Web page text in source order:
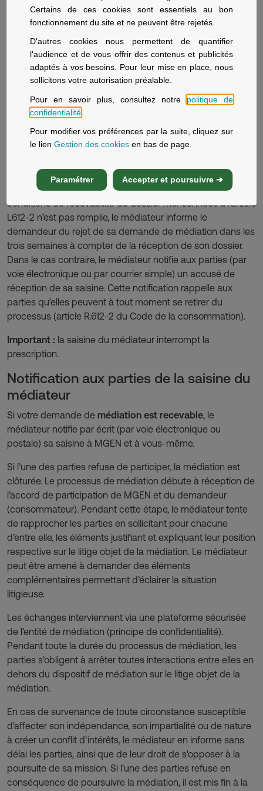
Certains de ces cookies sont essentiels au bon
fonctionnement du site et ne peuvent être rejetés.
D'autres cookies nous permettent de quantifier
l'audience et de vous offrir des contenus et publicités
adaptés à vos besoins. Pour leur mise en place, nous
sollicitons votre autorisation préalable.
Pour en savoir plus, consultez notre politique de
confidentialité
Pour modifier vos préférences par la suite, cliquez sur
le lienGestion des cookies en bas de page.
Paramétrer Accepter et poursuivre ➔
Qu’en application de l’article L. 612-2 du Code de la
consommation :
- le demandeur justifie bien avoir tenté, au préalable,
de résoudre son litige directement auprès du
professionnel par une réclamation écrite moins d’un an
avant sa demande de médiation ;
- la demande n’est pas manifestement infondée ou
abusive ou entre bien dans le champ de compétence
- le litige n’a pas été précédemment examiné ou est
en cours d’examen par un autre médiateur ou par un
Après examen de la demande de médiation, si l’une des
conditions de recevabilité du dossier mentionnées à l’article
L612-2 n’est pas remplie, le médiateur informe le
demandeur du rejet de sa demande de médiation dans les
trois semaines à compter de la réception de son dossier.
Dans le cas contraire, le médiateur notifie aux parties (par
voie électronique ou par courrier simple) un accusé de
réception de sa saisine. Cette notification rappelle aux
parties qu’elles peuvent à tout moment se retirer du
processus (article R.612-2 du Code de la consommation).
Important : la saisine du médiateur interrompt la
prescription.
Notification aux parties de la saisine du
médiateur
Si votre demande de médiation est recevable, le
médiateur notifie par écrit (par voie électronique ou
postale) sa saisine à MGEN et à vous-même.
Si l’une des parties refuse de participer, la médiation est
clôturée. Le processus de médiation débute à réception de
l’accord de participation de MGEN et du demandeur
(consommateur). Pendant cette étape, le médiateur tente
de rapprocher les parties en sollicitant pour chacune
d’entre elle, les éléments justifiant et expliquant leur position
respective sur le litige objet de la médiation. Le médiateur
peut être amené à demander des éléments
complémentaires permettant d’éclairer la situation
litigieuse.
Les échanges interviennent via une plateforme sécurisée
de l’entité de médiation (principe de confidentialité).
Pendant toute la durée du processus de médiation, les
parties s’obligent à arrêter toutes interactions entre elles en
dehors du dispositif de médiation sur le litige objet de la
médiation.
En cas de survenance de toute circonstance susceptible
d'affecter son indépendance, son impartialité ou de nature
à créer un conflit d'intérêts, le médiateur en informe sans
délai les parties, ainsi que de leur droit de s'opposer à la
poursuite de sa mission. Si l'une des parties refuse en
conséquence de poursuivre la médiation, il est mis fin à la